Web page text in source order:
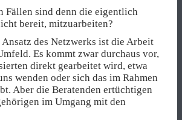
Fällen sind denn die eigentlich
bereit, mitzuarbeiten?
Ansatz des Netzwerks ist die Arbeit
Es kommt zwar durchaus vor,
direkt gearbeitet wird, etwa
wenden oder sich das im Rahmen
Aber die Beratenden ertüchtigen
im Umgang mit den